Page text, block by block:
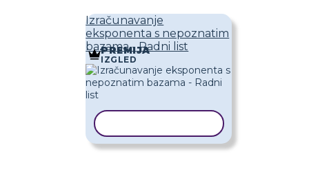
Izračunavanje
eksponenta s nepoznatim
bazama - Radni list
PREMIJA
IZGLED